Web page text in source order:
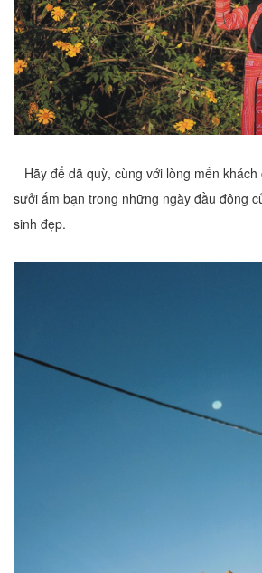
Hãy để dã quỳ, cùng với lòng mến
sưởi ấm bạn trong những ngày đầu đông
sinh đẹp.